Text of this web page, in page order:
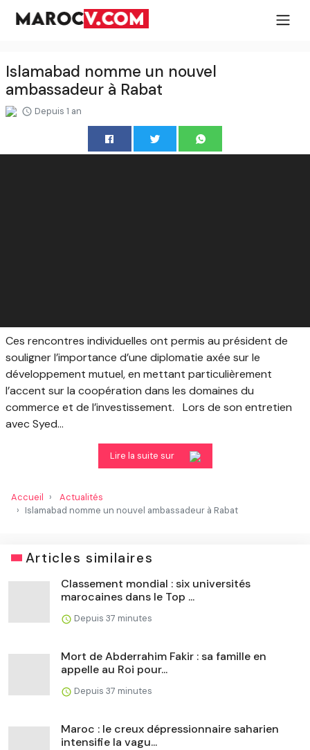
Islamabad nomme un nouvel
ambassadeur à Rabat
Depuis 1 an
Ces rencontres individuelles ont permis au président de
souligner l’importance d’une diplomatie axée sur le
développement mutuel, en mettant particulièrement
l’accent sur la coopération dans les domaines du
commerce et de l’investissement.​ Lors de son entretien
avec Syed...
Lire la suite sur
Accueil
Actualités
Islamabad nomme un nouvel ambassadeur à Rabat
Articles similaires
Classement mondial : six universités
marocaines dans le Top ...
Depuis 37 minutes
Mort de Abderrahim Fakir : sa famille en
appelle au Roi pour...
Depuis 37 minutes
Maroc : le creux dépressionnaire saharien
intensifie la vagu...